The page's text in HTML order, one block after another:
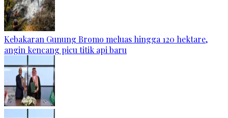
Kebakaran Gunung Bromo meluas hingga 120 hektare,
angin kencang picu titik api baru